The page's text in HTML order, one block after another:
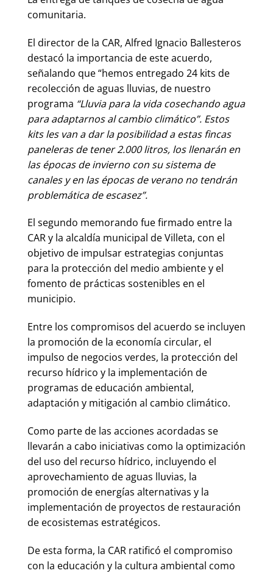
comunitaria.
El director de la CAR, Alfred Ignacio Ballesteros
destacó la importancia de este acuerdo,
señalando que “hemos entregado 24 kits de
recolección de aguas lluvias, de nuestro
programa “Lluvia para la vida cosechando agua
para adaptarnos al cambio climático”. Estos
kits les van a dar la posibilidad a estas fincas
paneleras de tener 2.000 litros, los llenarán en
las épocas de invierno con su sistema de
canales y en las épocas de verano no tendrán
problemática de escasez”.
El segundo memorando fue firmado entre la
CAR y la alcaldía municipal de Villeta, con el
objetivo de impulsar estrategias conjuntas
para la protección del medio ambiente y el
fomento de prácticas sostenibles en el
municipio.
Entre los compromisos del acuerdo se incluyen
la promoción de la economía circular, el
impulso de negocios verdes, la protección del
recurso hídrico y la implementación de
programas de educación ambiental,
adaptación y mitigación al cambio climático.
Como parte de las acciones acordadas se
llevarán a cabo iniciativas como la optimización
del uso del recurso hídrico, incluyendo el
aprovechamiento de aguas lluvias, la
promoción de energías alternativas y la
implementación de proyectos de restauración
de ecosistemas estratégicos.
De esta forma, la CAR ratificó el compromiso
con la educación y la cultura ambiental como